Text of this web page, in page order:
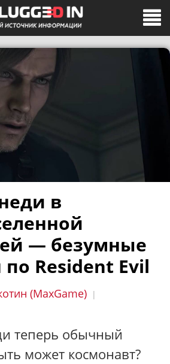
в
— безумные
Resident Evil
(MaxGame) |
теперь обычный
может космонавт?